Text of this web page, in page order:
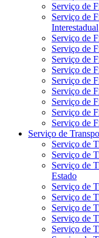
Serviço de
Serviço de
Interestadual
Serviço de
Serviço de
Serviço de
Serviço de
Serviço de
Serviço de
Serviço de
Serviço de
Serviço de
Serviço de
Serviço de
Serviço de
Serviço de
Estado
Serviço de
Serviço de
Serviço de
Serviço de
Serviço de